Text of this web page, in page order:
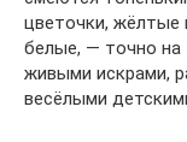
цветочки, жёлтые
белые, — точно на
живыми искрами,
весёлыми